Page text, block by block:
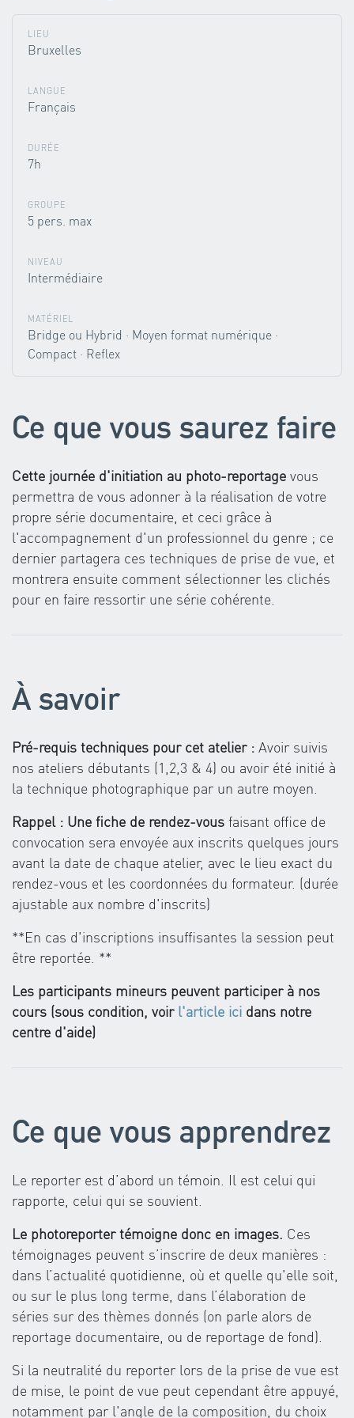
LIEU
Bruxelles
LANGUE
Français
DURÉE
7h
GROUPE
5 pers. max
NIVEAU
Intermédiaire
MATÉRIEL
Bridge ou Hybrid · Moyen format numérique ·
Compact · Reflex
Ce que vous saurez faire
Cette journée d'initiation au photo-reportage vous
permettra de vous adonner à la réalisation de votre
propre série documentaire, et ceci grâce à
l'accompagnement d'un professionnel du genre ; ce
dernier partagera ces techniques de prise de vue, et
montrera ensuite comment sélectionner les clichés
pour en faire ressortir une série cohérente.
À savoir
Pré-requis techniques pour cet atelier : Avoir suivis
nos ateliers débutants (1,2,3 & 4) ou avoir été initié à
la technique photographique par un autre moyen.
Rappel : Une fiche de rendez-vous faisant office de
convocation sera envoyée aux inscrits quelques jours
avant la date de chaque atelier, avec le lieu exact du
rendez-vous et les coordonnées du formateur. (durée
ajustable aux nombre d'inscrits)
**En cas d'inscriptions insuffisantes la session peut
être reportée. **
Les participants mineurs peuvent participer à nos
cours (sous condition, voir l'article ici dans notre
centre d'aide)
Ce que vous apprendrez
Le reporter est d’abord un témoin. Il est celui qui
rapporte, celui qui se souvient.
Le photoreporter témoigne donc en images. Ces
témoignages peuvent s’inscrire de deux manières :
dans l’actualité quotidienne, où et quelle qu'elle soit,
ou sur le plus long terme, dans l’élaboration de
séries sur des thèmes donnés (on parle alors de
reportage documentaire, ou de reportage de fond).
Si la neutralité du reporter lors de la prise de vue est
de mise, le point de vue peut cependant être appuyé,
notamment par l'angle de la composition, du choix